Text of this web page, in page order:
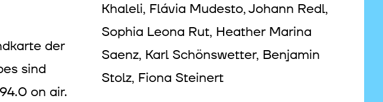
der
sind
on air.
Khaleli, Flávia Mudesto, Johann Redl,
Sophia Leona Rut, Heather Marina
Saenz, Karl Schönswetter, Benjamin
Stolz, Fiona Steinert